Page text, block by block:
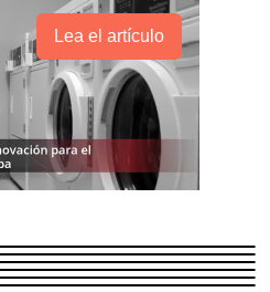
Lea el artículo